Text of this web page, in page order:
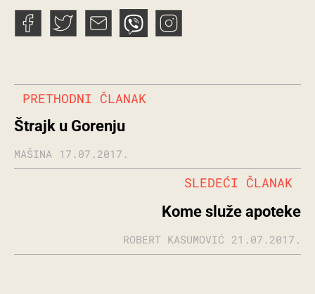
PRETHODNI ČLANAK
Štrajk u Gorenju
MAŠINA 17.07.2017.
Kome služe apoteke
SLEDEĆI ČLANAK
ROBERT KASUMOVIĆ 21.07.2017.